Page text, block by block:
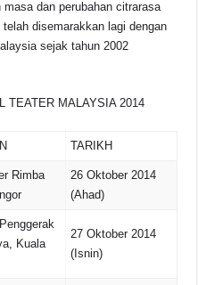
dan perubahan citrarasa
disemarakkan lagi dengan
sejak tahun 2002
TEATER MALAYSIA 2014
TARIKH
Rimba
26 Oktober 2014
(Ahad)
Kuala
27 Oktober 2014
(Isnin)